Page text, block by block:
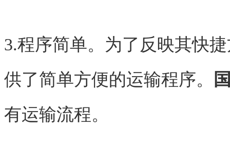
3.程序简单。为了反映其快
供了简单方便的运输程序。
有运输流程。